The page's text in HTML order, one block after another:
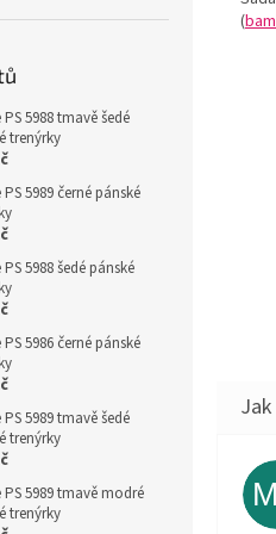
5988 tmavě šedé
trenýrky
5989 černé pánské
5988 šedé pánské
5986 černé pánské
5989 tmavě šedé
trenýrky
PS 5989 tmavě modré
trenýrky
(